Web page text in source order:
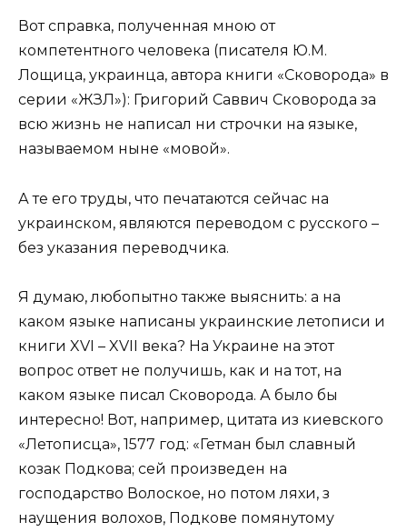
Вот справка, полученная мною от
компетентного человека (писателя Ю.М.
Лощица, украинца, автора книги «Сковорода» в
серии «ЖЗЛ»): Григорий Саввич Сковорода за
всю жизнь не написал ни строчки на языке,
называемом ныне «мовой».
А те его труды, что печатаются сейчас на
украинском, являются переводом с русского –
без указания переводчика.
Я думаю, любопытно также выяснить: а на
каком языке написаны украинские летописи и
книги XVI – XVII века? На Украине на этот
вопрос ответ не получишь, как и на тот, на
каком языке писал Сковорода. А было бы
интересно! Вот, например, цитата из киевского
«Летописца», 1577 год: «Гетман был славный
козак Подкова; сей произведен на
господарство Волоское, но потом ляхи, з
наущения волохов, Подкове помянутому